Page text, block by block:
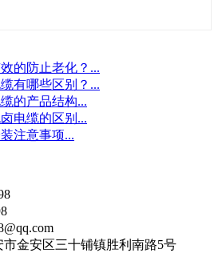
的防止老化？ ...
有哪些区别？ ...
的产品结构...
电缆的区别 ...
注意事项...
金安区三十铺镇胜利南路5号